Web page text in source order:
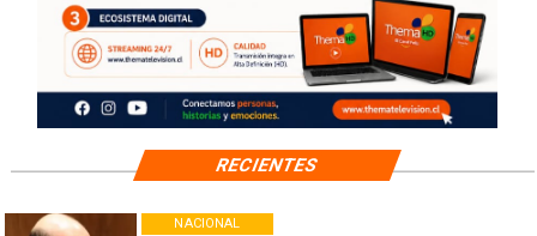
NACIONAL
RECIENTES